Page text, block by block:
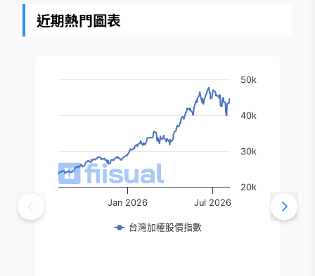
近期熱門圖表
台灣加權股價指數
Jan 2026 Jul 2026
20k
30k
40k
50k